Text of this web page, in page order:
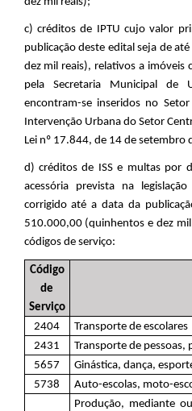
c) créditos de IPTU cujo valor
publicação deste edital seja de
dez mil reais), relativos a imóveis
pela Secretaria Municipal de
encontram-se inseridos no
Intervenção Urbana do Setor
Lei nº 17.844, de 14 de setembro
d) créditos de ISS e multas por
acessória prevista na
corrigido até a data da
510.000,00 (quinhentos e dez
códigos de serviço:
Código
de
Serviço
2404
Transporte de escolares
2431
Transporte de
5657
Ginástica, dança,
5738
Auto-escolas, moto-
Produção, mediante